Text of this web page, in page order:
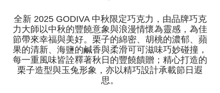
全新 2025 GODIVA 中秋限定巧克力，由品牌巧克
力大師以中秋的豐饒意象與浪漫情懷為靈感，為佳
節帶來幸福與美好。栗子的綿密、胡桃的濃郁、蘋
果的清新、海鹽的鹹香與柔滑可可滋味巧妙碰撞，
每一重風味皆詮釋著秋日的豐饒饋贈；精心打造的
栗子造型與玉兔形象，亦以精巧設計承載節日遐
思。